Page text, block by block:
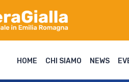
HOME CHI SIAMO NEWS